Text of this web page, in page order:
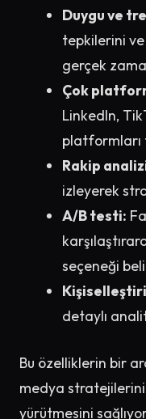
Duygu ve
tepkilerini
gerçek
Çok
LinkedIn,
platformları
Rakip
izleyerek
A/B testi:
seçeneği
detaylı
Bu özelliklerin bir
medya
yürütmesini